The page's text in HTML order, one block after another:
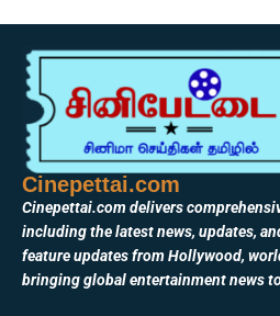
Cinepettai.com
Cinepettai.com delivers
including the latest news, updates,
feature updates from Hollywood,
bringing global entertainment news